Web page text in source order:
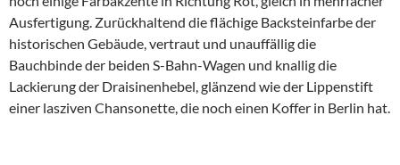
Ausfertigung. Zurückhaltend die flächige Backsteinfarbe der
historischen Gebäude, vertraut und unauffällig die
Bauchbinde der beiden S-Bahn-Wagen und knallig die
Lackierung der Draisinenhebel, glänzend wie der Lippenstift
einer lasziven Chansonette, die noch einen Koffer in Berlin hat.